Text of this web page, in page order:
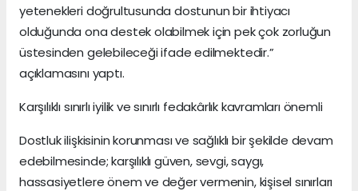
yetenekleri doğrultusunda dostunun bir ihtiyacı
olduğunda ona destek olabilmek için pek çok zorluğun
üstesinden gelebileceği ifade edilmektedir.”
açıklamasını yaptı.
Karşılıklı sınırlı iyilik ve sınırlı fedakârlık kavramları önemli
Dostluk ilişkisinin korunması ve sağlıklı bir şekilde devam
edebilmesinde; karşılıklı güven, sevgi, saygı,
hassasiyetlere önem ve değer vermenin, kişisel sınırları